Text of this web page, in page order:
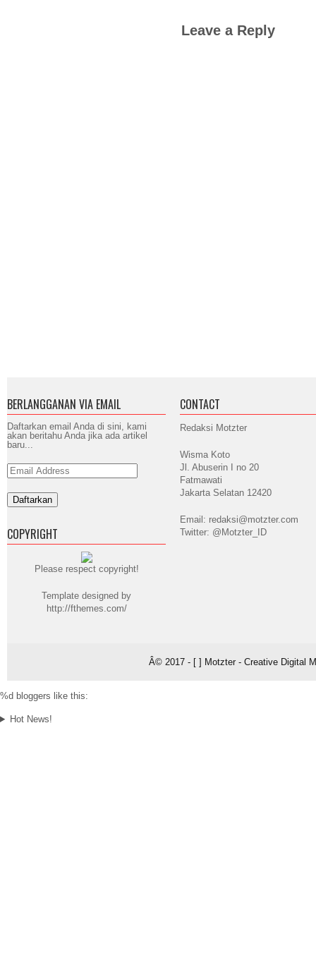
Leave a Reply
BERLANGGANAN VIA EMAIL
Daftarkan email Anda di sini, kami
akan beritahu Anda jika ada artikel
baru...
Email
Address
COPYRIGHT
Please respect copyright!
Template designed by
http://fthemes.com/
CONTACT
Redaksi Motzter
Wisma Koto
Jl. Abuserin I no 20
Fatmawati
Jakarta Selatan 12420
Email: redaksi@motzter.com
Twitter: @Motzter_ID
Â© 2017 - [ ] Motzter - Creative Digital
%d bloggers like this:
Hot News!